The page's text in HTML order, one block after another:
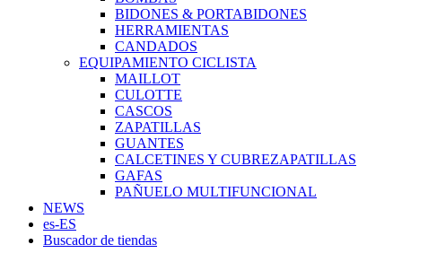
BIDONES & PORTABIDONES
HERRAMIENTAS
CANDADOS
EQUIPAMIENTO CICLISTA
MAILLOT
CULOTTE
CASCOS
ZAPATILLAS
GUANTES
CALCETINES Y CUBREZAPATILLAS
GAFAS
PAÑUELO MULTIFUNCIONAL
NEWS
es-ES
Buscador de tiendas